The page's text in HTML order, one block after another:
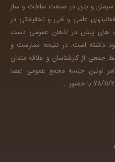
سیمان و بتن در صنعت ساخت و ساز
علمی و فنی و تحقیقاتی در
های پیش در اذهان عمومی دست
داشته است. در نتیجه ممارست و
جمعی از کارشناسان و علاقه مندان
اولین جلسه مجمع عمومی اعضا
…